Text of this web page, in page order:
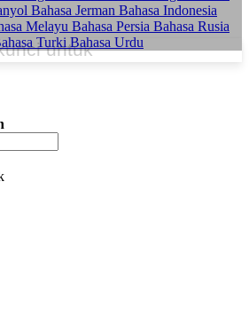
Bahasa Jerman Bahasa Indonesia
Melayu Bahasa Persia Bahasa Rusia
TurkiBahasa Urdu